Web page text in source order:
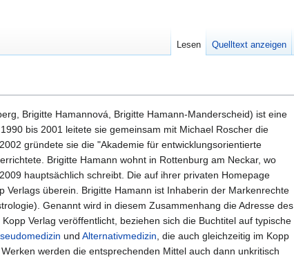
Brigitte Hamannová, Brigitte Hamann-Manderscheid) ist eine
bis 2001 leitete sie gemeinsam mit Michael Roscher die
gründete sie die "Akademie für entwicklungsorientierte
Brigitte Hamann wohnt in Rottenburg am Neckar, wo
hauptsächlich schreibt. Die auf ihrer privaten Homepage
Verlags überein. Brigitte Hamann ist Inhaberin der Markenrechte
Genannt wird in diesem Zusammenhang die Adresse des
Verlag veröffentlicht, beziehen sich die Buchtitel auf typische
und Alternativmedizin, die auch gleichzeitig im Kopp
werden die entsprechenden Mittel auch dann unkritisch
Lesen Quelltext anzeigen